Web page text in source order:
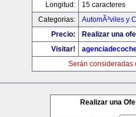
Longitud:
15 caracteres
Categorias:
AutomÃ³viles y
Precio:
Realizar una
Visitar!
Serán consideradas
Realizar una